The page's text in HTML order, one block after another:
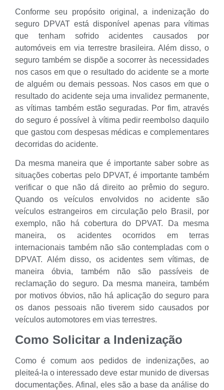
Conforme seu propósito original, a indenização do
seguro DPVAT está disponível apenas para vítimas
que tenham sofrido acidentes causados por
automóveis em via terrestre brasileira. Além disso, o
seguro também se dispõe a socorrer às necessidades
nos casos em que o resultado do acidente se a morte
de alguém ou demais pessoas. Nos casos em que o
resultado do acidente seja uma invalidez permanente,
as vítimas também estão seguradas. Por fim, através
do seguro é possível à vítima pedir reembolso daquilo
que gastou com despesas médicas e complementares
decorridas do acidente.
Da mesma maneira que é importante saber sobre as
situações cobertas pelo DPVAT, é importante também
verificar o que não dá direito ao prêmio do seguro.
Quando os veículos envolvidos no acidente são
veículos estrangeiros em circulação pelo Brasil, por
exemplo, não há cobertura do DPVAT. Da mesma
maneira, os acidentes ocorridos em terras
internacionais também não são contempladas com o
DPVAT. Além disso, os acidentes sem vítimas, de
maneira óbvia, também não são passíveis de
reclamação do seguro. Da mesma maneira, também
por motivos óbvios, não há aplicação do seguro para
os danos pessoais não tiverem sido causados por
veículos automotores em vias terrestres.
Como Solicitar a Indenização
Como é comum aos pedidos de indenizações, ao
pleiteá-la o interessado deve estar munido de diversas
documentações. Afinal, eles são a base da análise do